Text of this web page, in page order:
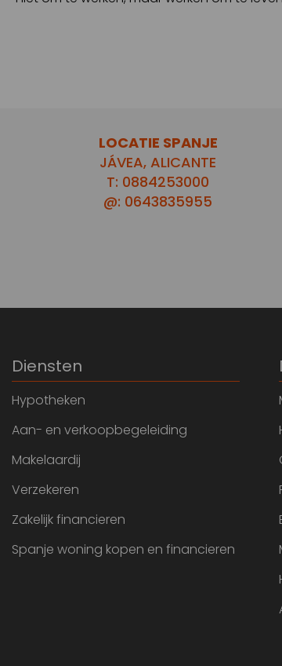
LOCATIE SPANJE
JÁVEA, ALICANTE
T: 0884253000
@: 0643835955
Diensten
Hypotheken
Aan- en verkoopbegeleiding
Makelaardij
Verzekeren
Zakelijk financieren
Spanje woning kopen en financieren